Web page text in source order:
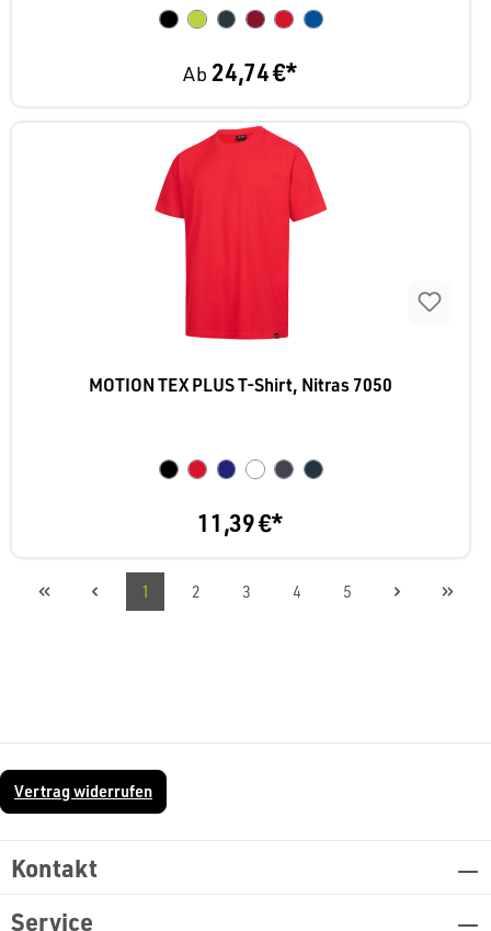
Ab24,74 €*
MOTION TEX PLUS T-Shirt, Nitras 7050
11,39 €*
1 2 3 4 5
Vertrag widerrufen
Kontakt
Service